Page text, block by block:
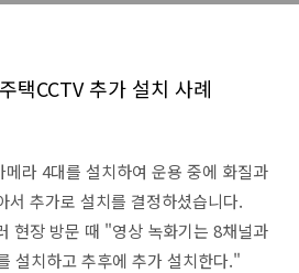
택CCTV 추가 설치 사례
메라 4대를 설치하여 운용 중에 화질과
서 추가로 설치를 결정하셨습니다.
현장 방문 때 "영상 녹화기는 8채널과
설치하고 추후에 추가 설치한다."